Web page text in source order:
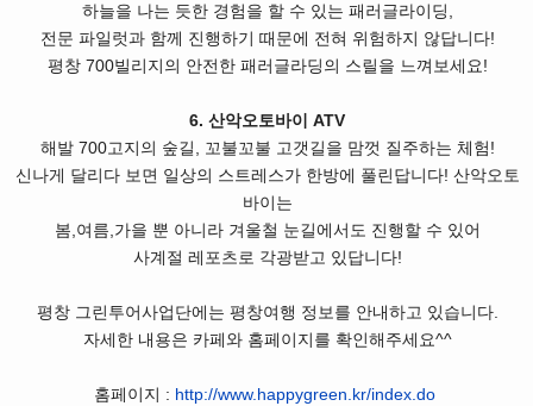
하늘을 나는 듯한 경험을 할 수 있는 패러글라이딩,
전문 파일럿과 함께 진행하기 때문에 전혀 위험하지 않답니다!
평창 700빌리지의 안전한 패러글라딩의 스릴을 느껴보세요!
6. 산악오토바이 ATV
해발 700고지의 숲길, 꼬불꼬불 고갯길을 맘껏 질주하는 체험!
신나게 달리다 보면 일상의 스트레스가 한방에 풀린답니다! 산악오토
바이는
봄,여름,가을 뿐 아니라 겨울철 눈길에서도 진행할 수 있어
사계절 레포츠로 각광받고 있답니다!
평창 그린투어사업단에는 평창여행 정보를 안내하고 있습니다.
자세한 내용은 카페와 홈페이지를 확인해주세요^^
홈페이지 : http://www.happygreen.kr/index.do